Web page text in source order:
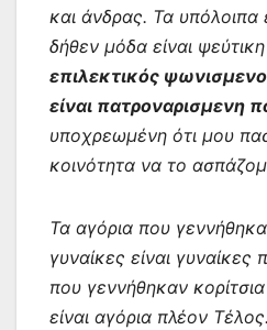
και άνδρας. Τα υπόλοιπα
δήθεν μόδα είναι
επιλεκτικός
είναι πατροναρισμενη
υποχρεωμένη ότι μου
κοινότητα να το
Τα αγόρια που
γυναίκες είναι γυναίκες
που γεννήθηκαν
είναι αγόρια πλέον Τέλος.